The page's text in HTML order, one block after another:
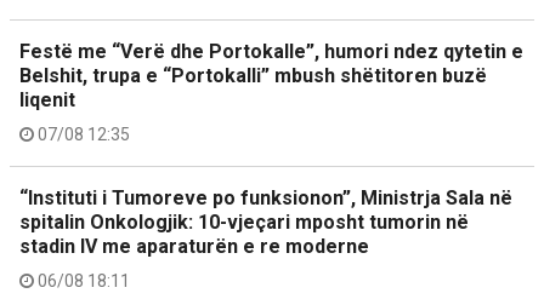
Festë me “Verë dhe Portokalle”, humori ndez qytetin e
Belshit, trupa e “Portokalli” mbush shëtitoren buzë
liqenit
07/08 12:35
“Instituti i Tumoreve po funksionon”, Ministrja Sala në
spitalin Onkologjik: 10-vjeçari mposht tumorin në
stadin IV me aparaturën e re moderne
06/08 18:11